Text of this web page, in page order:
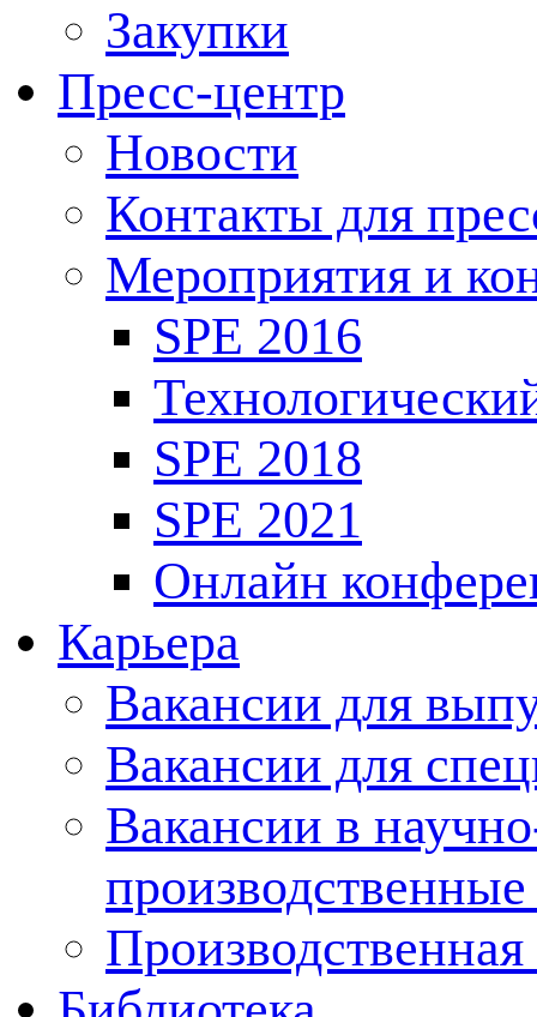
Закупки
Пресс-центр
Новости
Контакты для
Мероприятия и
SPE 2016
SPE 2018
SPE 2021
Онлайн
Карьера
Вакансии для
Вакансии для
Вакансии в
Производственная